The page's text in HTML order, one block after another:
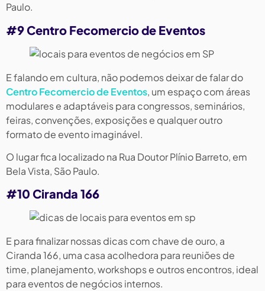
Paulo.
#9 Centro Fecomercio de Eventos
E falando em cultura, não podemos deixar de falar do
Centro Fecomercio de Eventos, um espaço com áreas
modulares e adaptáveis para congressos, seminários,
feiras, convenções, exposições e qualquer outro
formato de evento imaginável.
O lugar fica localizado na Rua Doutor Plínio Barreto, em
Bela Vista, São Paulo.
#10 Ciranda 166
E para finalizar nossas dicas com chave de ouro, a
Ciranda 166, uma casa acolhedora para reuniões de
time, planejamento, workshops e outros encontros, ideal
para eventos de negócios internos.